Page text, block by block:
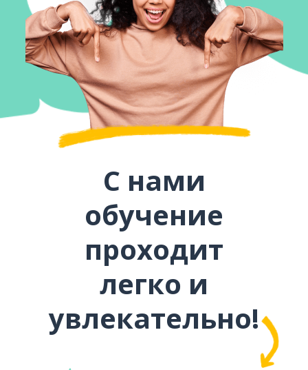
С нами
обучение
проходит
легко и
увлекательно!